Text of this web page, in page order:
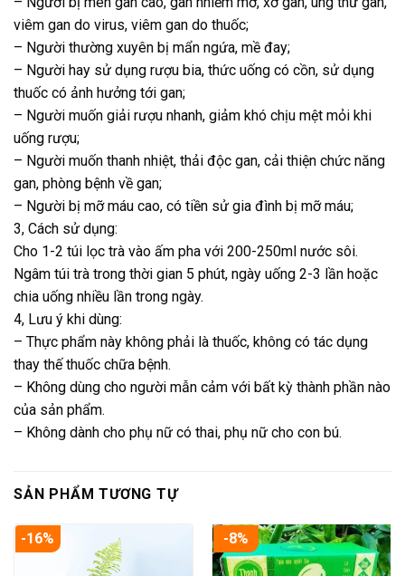
viêm gan do virus, viêm gan do thuốc;
– Người thường xuyên bị mẩn ngứa, mề đay;
– Người hay sử dụng rượu bia, thức uống có cồn, sử dụng
thuốc có ảnh hưởng tới gan;
– Người muốn giải rượu nhanh, giảm khó chịu mệt mỏi khi
uống rượu;
– Người muốn thanh nhiệt, thải độc gan, cải thiện chức năng
gan, phòng bệnh về gan;
– Người bị mỡ máu cao, có tiền sử gia đình bị mỡ máu;
3, Cách sử dụng:
Cho 1-2 túi lọc trà vào ấm pha với 200-250ml nước sôi.
Ngâm túi trà trong thời gian 5 phút, ngày uống 2-3 lần hoặc
chia uống nhiều lần trong ngày.
4, Lưu ý khi dùng:
– Thực phẩm này không phải là thuốc, không có tác dụng
thay thế thuốc chữa bệnh.
– Không dùng cho người mẫn cảm với bất kỳ thành phần nào
của sản phẩm.
– Không dành cho phụ nữ có thai, phụ nữ cho con bú.
SẢN PHẨM TƯƠNG TỰ
-16% -8%